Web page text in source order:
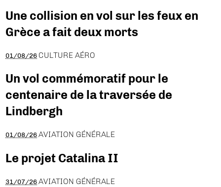
Une collision en vol sur les feux en
Grèce a fait deux morts
01/08/26 CULTURE AÉRO
Un vol commémoratif pour le
centenaire de la traversée de
Lindbergh
01/08/26 AVIATION GÉNÉRALE
Le projet Catalina II
31/07/26 AVIATION GÉNÉRALE